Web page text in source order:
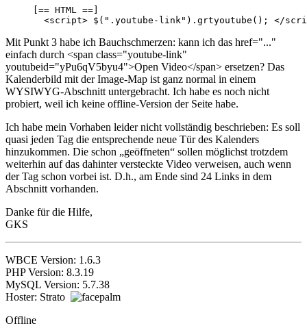
[== HTML ==]
<script> $(".youtube-link").grtyoutube(); </
Mit Punkt 3 habe ich Bauchschmerzen: kann ich das href="..."
einfach durch <span class="youtube-link"
youtubeid="yPu6qV5byu4">Open Video</span> ersetzen? Das
Kalenderbild mit der Image-Map ist ganz normal in einem
WYSIWYG-Abschnitt untergebracht. Ich habe es noch nicht
probiert, weil ich keine offline-Version der Seite habe.
Ich habe mein Vorhaben leider nicht vollständig beschrieben: Es soll
quasi jeden Tag die entsprechende neue Tür des Kalenders
hinzukommen. Die schon „geöffneten“ sollen möglichst trotzdem
weiterhin auf das dahinter versteckte Video verweisen, auch wenn
der Tag schon vorbei ist. D.h., am Ende sind 24 Links in dem
Abschnitt vorhanden.
Danke für die Hilfe,
GKS
WBCE Version: 1.6.3
PHP Version: 8.3.19
MySQL Version: 5.7.38
Hoster: Strato
Offline